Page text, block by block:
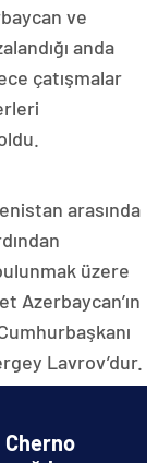
ve
anda
çatışmalar
arasında
üzere
Azerbaycan’ın
Lavrov’dur.
Cherno